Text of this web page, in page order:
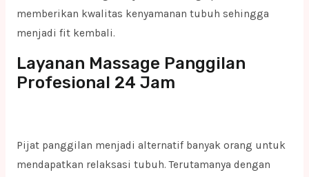
memberikan kwalitas kenyamanan tubuh sehingga
menjadi fit kembali.
Layanan Massage Panggilan
Profesional 24 Jam
Pijat panggilan menjadi alternatif banyak orang untuk
mendapatkan relaksasi tubuh. Terutamanya dengan